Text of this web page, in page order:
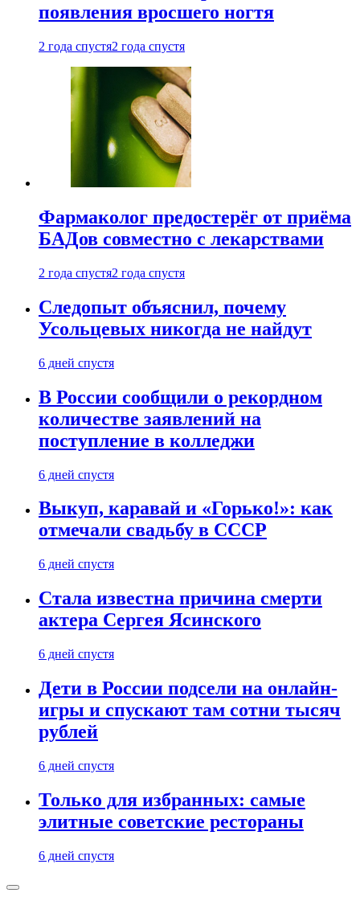
появления вросшего ногтя
2 года спустя2 года спустя
Фармаколог предостерёг от приёма
БАДов совместно с лекарствами
2 года спустя2 года спустя
Следопыт объяснил, почему
Усольцевых никогда не найдут
6 дней спустя
В России сообщили о рекордном
количестве заявлений на
поступление в колледжи
6 дней спустя
Выкуп, каравай и «Горько!»: как
отмечали свадьбу в СССР
6 дней спустя
Стала известна причина смерти
актера Сергея Ясинского
6 дней спустя
Дети в России подсели на онлайн-
игры и спускают там сотни тысяч
рублей
6 дней спустя
Только для избранных: самые
элитные советские рестораны
6 дней спустя